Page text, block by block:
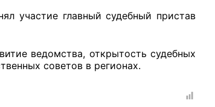
участие главный судебный пристав
ведомства, открытость судебных
советов в регионах.